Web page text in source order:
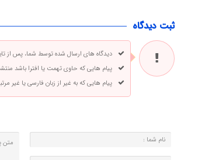
ثبت دیدگاه
دیدگاه های ارسال شده توسط شما، پس از
پیام هایی که حاوی تهمت یا افترا باشد
پیام هایی که به غیر از زبان فارسی یا غیر